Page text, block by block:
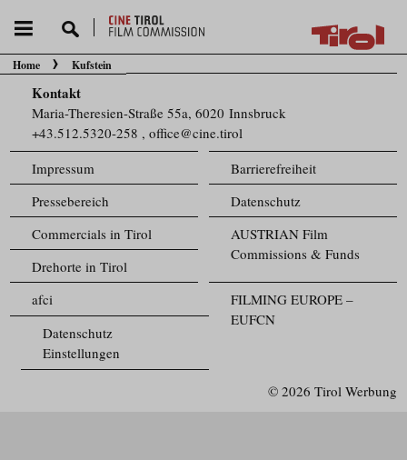
Sie befinden sich hier:
Home Kufstein
Kontakt
Maria-Theresien-Straße 55a, 6020 Innsbruck
+43.512.5320-258 ,office@cine.tirol
Impressum
Barrierefreiheit
Pressebereich
Datenschutz
Commercials in Tirol
AUSTRIAN Film
Commissions & Funds
Drehorte in Tirol
FILMING EUROPE –
EUFCN
afci
Datenschutz
Einstellungen
© 2026 Tirol Werbung